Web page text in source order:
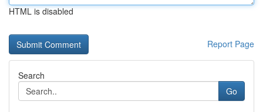
HTML is disabled
Report Page
Search
Go